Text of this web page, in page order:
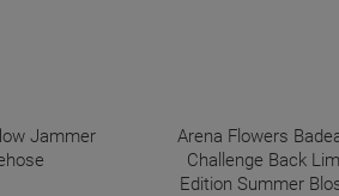
Jammer
Arena Flowers
Challenge Back
Edition Summer